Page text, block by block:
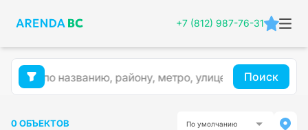
+7 (812) 987-76-31
Поиск
0 ОБЪЕКТОВ По умолчанию